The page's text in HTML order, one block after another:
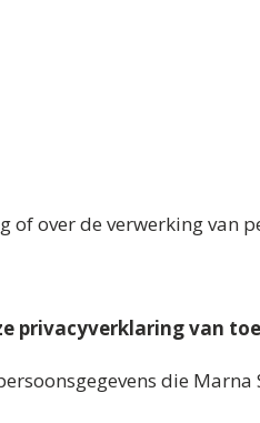
of over de verwerking van
privacyverklaring van
die